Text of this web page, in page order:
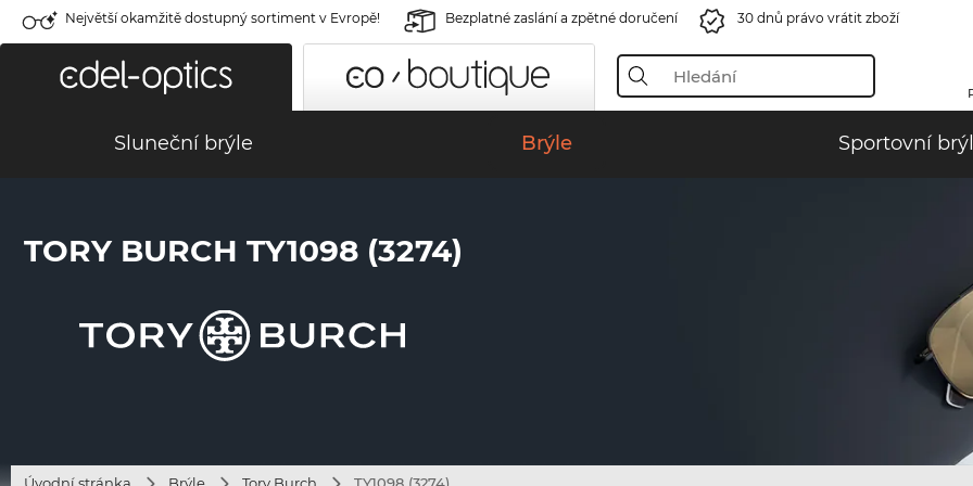
Největší okamžitě dostupný sortiment v Evropě! Bezplatné zaslání a zpětné doručení 30 dnů právo vrátit zboží
Sluneční brýle Brýle Sportovní
TORY BURCH TY1098 (3274)